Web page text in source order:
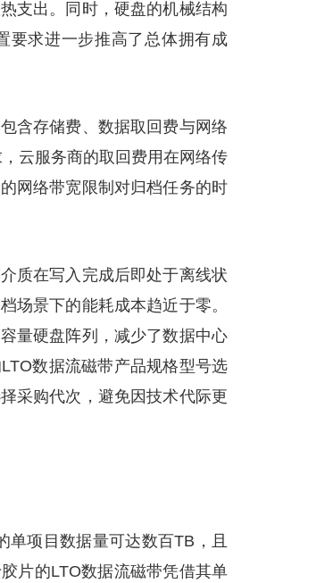
支出。同时，硬盘的机械结构
要求进一步推高了总体拥有成
含存储费、数据取回费与网络
云服务商的取回费用在网络传
网络带宽限制对归档任务的时
质在写入完成后即处于离线状
场景下的能耗成本趋近于零。
量硬盘阵列，减少了数据中心
数据流磁带产品规格型号选
采购代次，避免因技术代际更
项目数据量可达数百TB，且
片的LTO数据流磁带凭借其单